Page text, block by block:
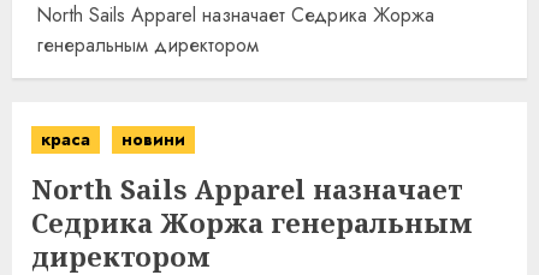
North Sails Apparel назначает Седрика Жоржа
генеральным директором
краса новини
North Sails Apparel назначает
Седрика Жоржа генеральным
директором